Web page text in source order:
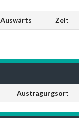
Auswärts Zeit
Austragungsort